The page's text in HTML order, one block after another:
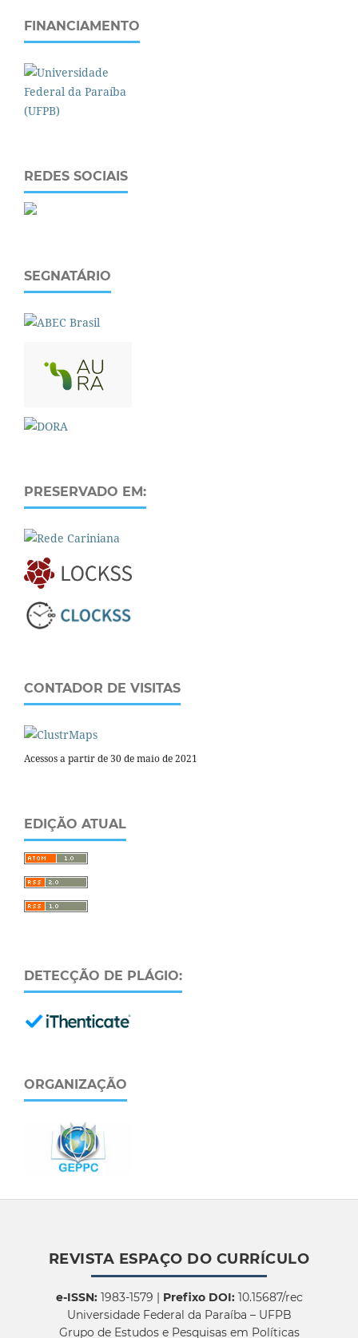
FINANCIAMENTO
REDES SOCIAIS
SEGNATÁRIO
PRESERVADO EM:
CONTADOR DE VISITAS
Acessos a partir de 30 de maio de 2021
EDIÇÃO ATUAL
DETECÇÃO DE PLÁGIO:
ORGANIZAÇÃO
REVISTA ESPAÇO DO CURRÍCULO
e-ISSN:1983-1579 | Prefixo DOI:10.15687/rec
Universidade Federal da Paraíba – UFPB
Grupo de Estudos e Pesquisas em Políticas